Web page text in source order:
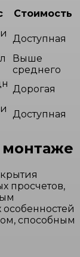
Стоимость
Доступная
Выше
среднего
Дорогая
Доступная
просчетов,
способным